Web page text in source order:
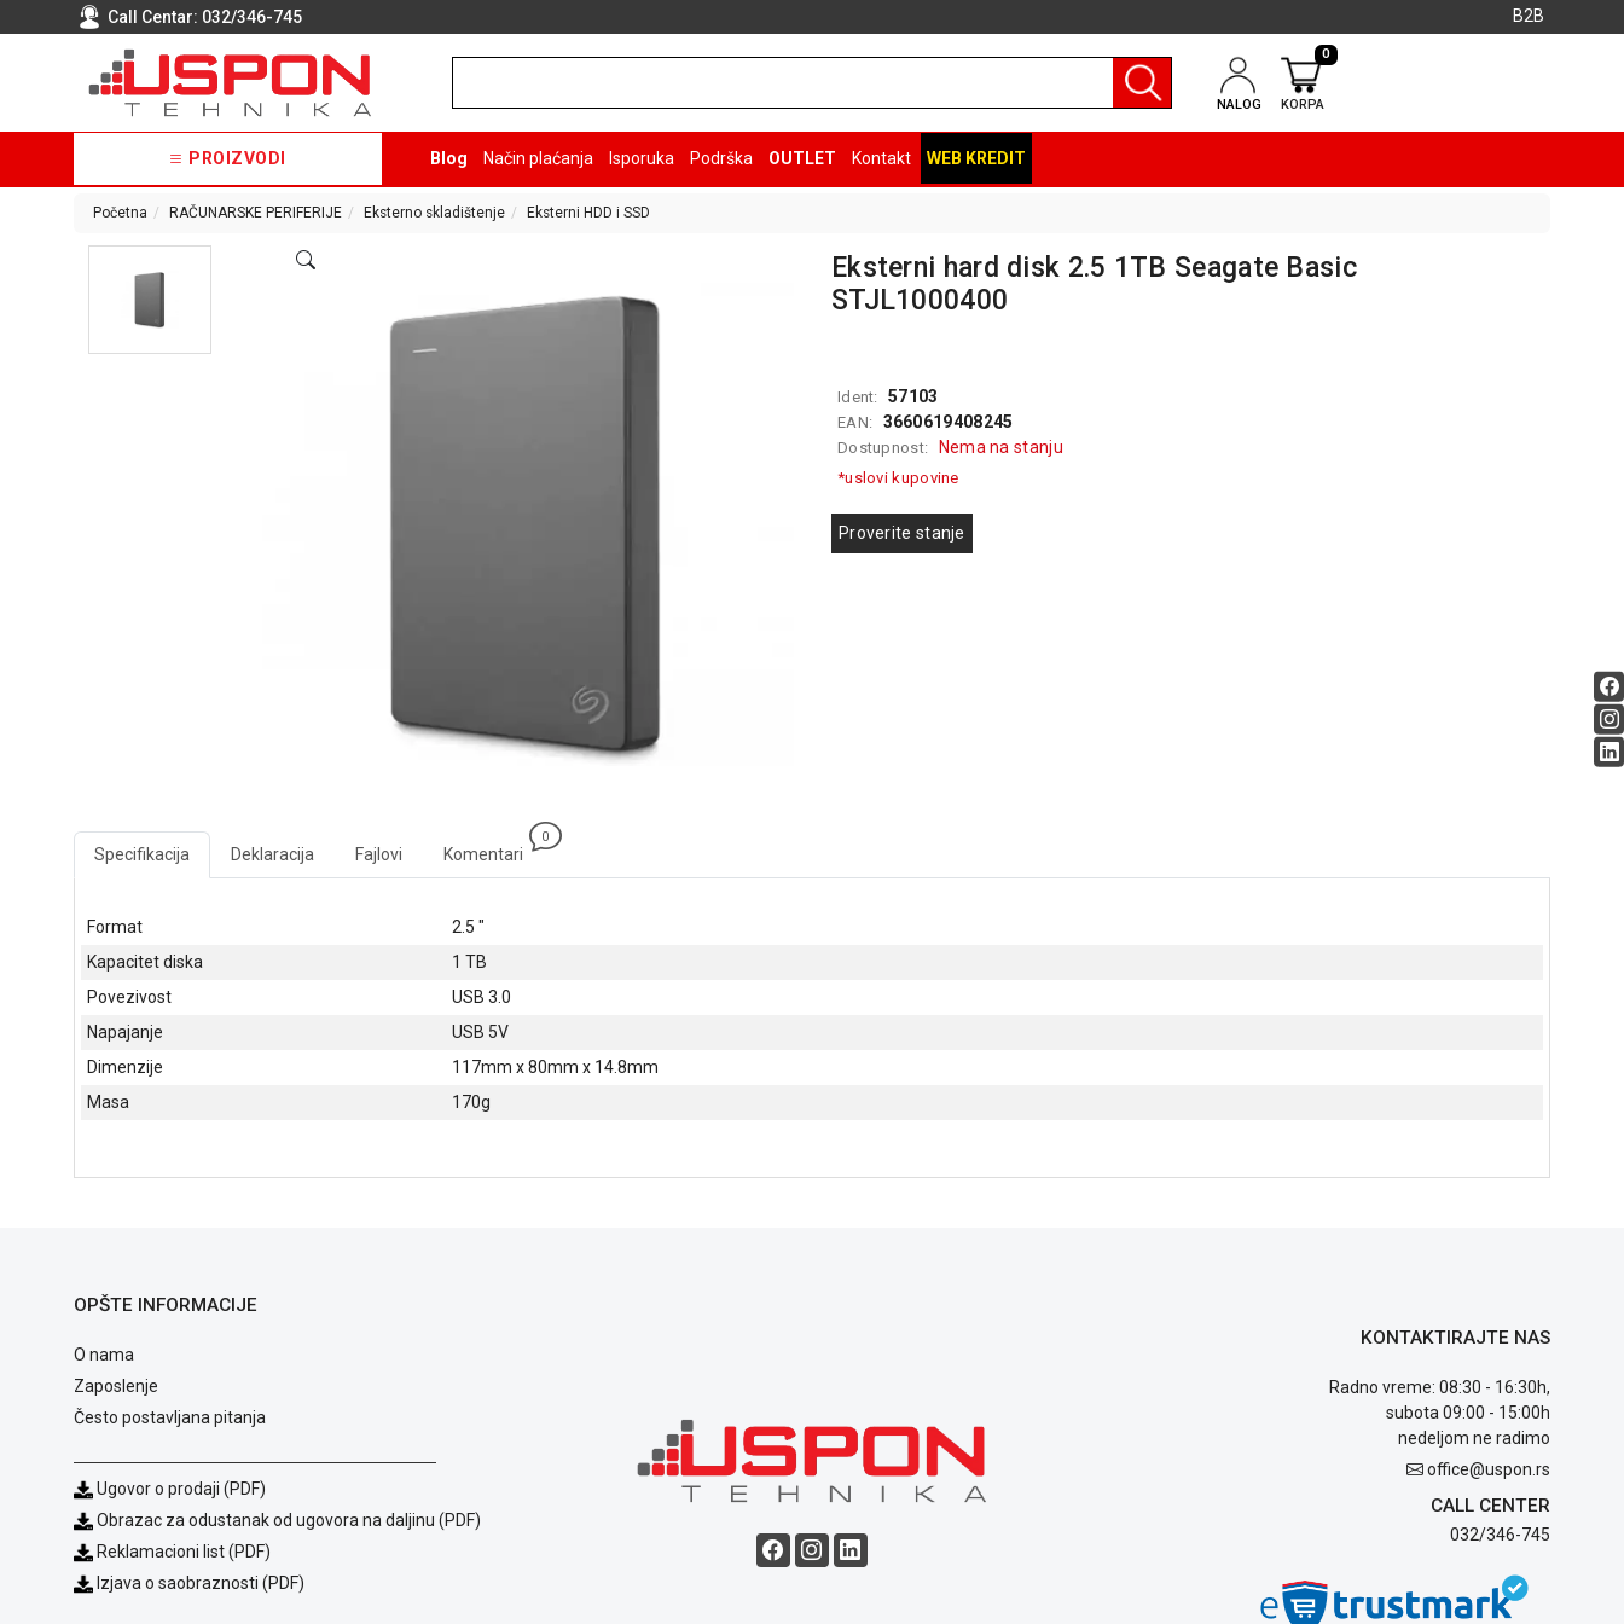
Call Centar: 032/346-745 B2B
NALOG KORPA
0
PROIZVODI Blog Način plaćanja Isporuka Podrška OUTLET Kontakt WEB KREDIT
Početna RAČUNARSKE PERIFERIJE Eksterno skladištenje Eksterni HDD i SSD
Eksterni hard disk 2.5 1TB Seagate Basic
STJL1000400
Ident: 57103
EAN: 3660619408245
Dostupnost: Nema na stanju
*uslovi kupovine
Proverite stanje
Specifikacija Deklaracija Fajlovi Komentari
0
Format
2.5 "
Kapacitet diska
1 TB
Povezivost
USB 3.0
Napajanje
USB 5V
Dimenzije
117mm x 80mm x 14.8mm
Masa
170g
OPŠTE INFORMACIJE
O nama
Zaposlenje
Često postavljana pitanja
Ugovor o prodaji (PDF)
Obrazac za odustanak od ugovora na daljinu (PDF)
Reklamacioni list (PDF)
Izjava o saobraznosti (PDF)
KONTAKTIRAJTE NAS
Radno vreme: 08:30 - 16:30h,
subota 09:00 - 15:00h
nedeljom ne radimo
office@uspon.rs
CALL CENTER
032/346-745